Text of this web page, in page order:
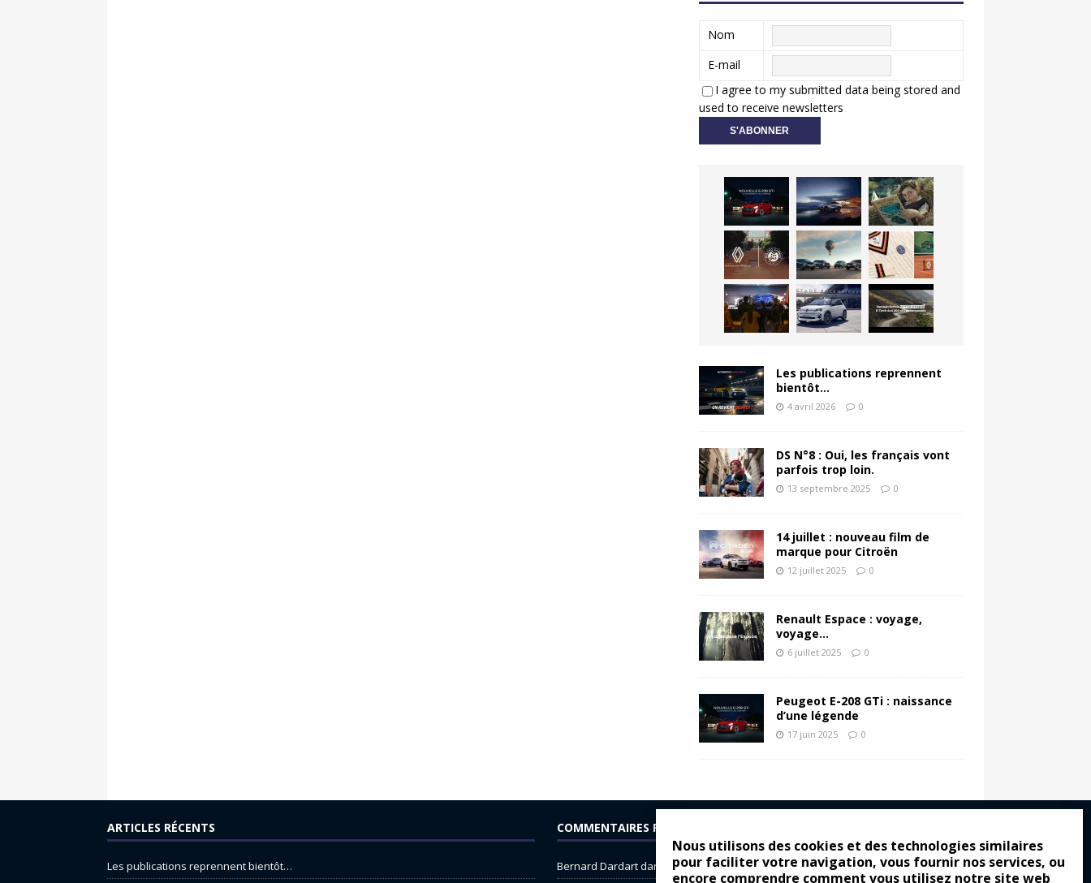
Nous utilisons des cookies et des technologies similaires
pour faciliter votre navigation, vous fournir nos services, ou
encore comprendre comment vous utilisez notre site web
Nom
E-mail
I agree to my submitted data being stored and
used to receive newsletters
Les publications reprennent
bientôt…
4 avril 2026 0
DS N°8 : Oui, les français vont
parfois trop loin.
13 septembre 2025 0
14 juillet : nouveau film de
marque pour Citroën
12 juillet 2025 0
Renault Espace : voyage,
voyage…
6 juillet 2025 0
Peugeot E-208 GTi : naissance
d’une légende
17 juin 2025 0
ARTICLES RÉCENTS
Les publications reprennent bientôt…
COMMENTAIRES RÉCENTS
Bernard Dardartdans Dacia Sandero : pour les gens vrais